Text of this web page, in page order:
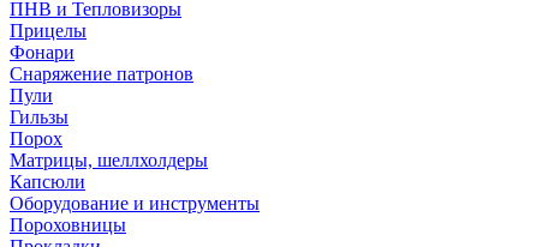
ПНВ и Тепловизоры
Прицелы
Фонари
Снаряжение патронов
Пули
Гильзы
Порох
Матрицы, шеллхолдеры
Капсюли
Оборудование и инструменты
Пороховницы